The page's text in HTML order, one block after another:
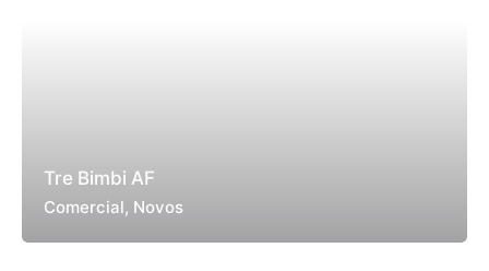
Tre Bimbi AF
Comercial Novos